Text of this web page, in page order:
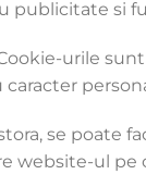
publicitate si
urile
se poate
website-ul pe